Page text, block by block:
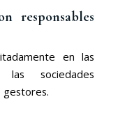
responsables
en las
sociedades
gestores.